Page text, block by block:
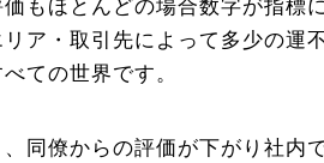
もほとんどの場合数字が指標
ア・取引先によって多少の運
ての世界です。
同僚からの評価が下がり社内